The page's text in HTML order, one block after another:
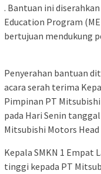
. Bantuan ini
Education Program
bertujuan mendukung
Penyerahan bantuan
acara serah terima
Pimpinan PT
pada Hari Senin
Mitsubishi Motors
Kepala SMKN 1 Empat
tinggi kepada PT